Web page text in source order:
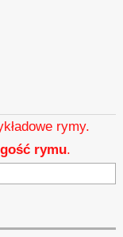
rymy.
rymu.